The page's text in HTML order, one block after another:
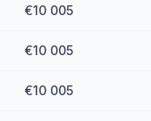
€10 005
€10 005
€10 005